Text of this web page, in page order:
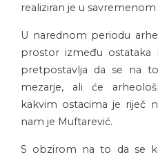
realiziran je u savremenom
U narednom periodu
prostor između ostataka
pretpostavlja da se na
mezarje, ali će
kakvim ostacima je riječ
nam je Muftarević.
S obzirom na to da se